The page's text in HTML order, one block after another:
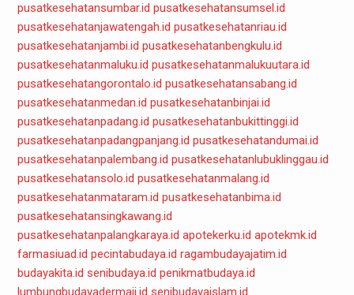
pusatkesehatansumbar.id pusatkesehatansumsel.id
pusatkesehatanjawatengah.id pusatkesehatanriau.id
pusatkesehatanjambi.id pusatkesehatanbengkulu.id
pusatkesehatanmaluku.id pusatkesehatanmalukuutara.id
pusatkesehatangorontalo.id pusatkesehatansabang.id
pusatkesehatanmedan.id pusatkesehatanbinjai.id
pusatkesehatanpadang.id pusatkesehatanbukittinggi.id
pusatkesehatanpadangpanjang.id pusatkesehatandumai.id
pusatkesehatanpalembang.id pusatkesehatanlubuklinggau.id
pusatkesehatansolo.id pusatkesehatanmalang.id
pusatkesehatanmataram.id pusatkesehatanbima.id
pusatkesehatansingkawang.id
pusatkesehatanpalangkaraya.id apotekerku.id apotekmk.id
farmasiuad.id pecintabudaya.id ragambudayajatim.id
budayakita.id senibudaya.id penikmatbudaya.id
lumbungbudayadermaji.id senibudayaislam.id